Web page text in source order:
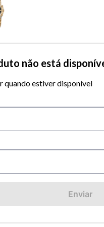
não está
quando estiver disponível
Enviar